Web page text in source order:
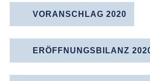
VORANSCHLAG 2020
ERÖFFNUNGS­BILANZ